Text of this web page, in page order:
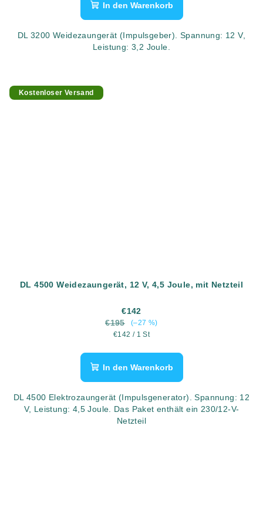
In den Warenkorb
DL 3200 Weidezaungerät (Impulsgeber). Spannung: 12 V,
Leistung: 3,2 Joule.
Kostenloser Versand
DL 4500 Weidezaungerät, 12 V, 4,5 Joule, mit Netzteil
€142
€195
(–27 %)
Verkaufspreis:
€142 / 1 St
In den Warenkorb
DL 4500 Elektrozaungerät (Impulsgenerator). Spannung: 12
V, Leistung: 4,5 Joule. Das Paket enthält ein 230/12-V-
Netzteil